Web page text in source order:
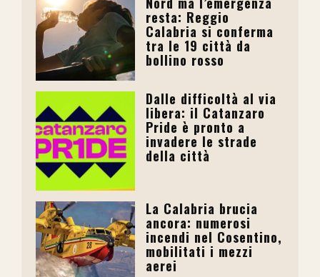
resta: Reggio
Calabria si conferma
tra le 19 città da
bollino rosso
Dalle difficoltà al via
libera: il Catanzaro
Pride è pronto a
invadere le strade
della città
La Calabria brucia
ancora: numerosi
incendi nel Cosentino,
mobilitati i mezzi
aerei